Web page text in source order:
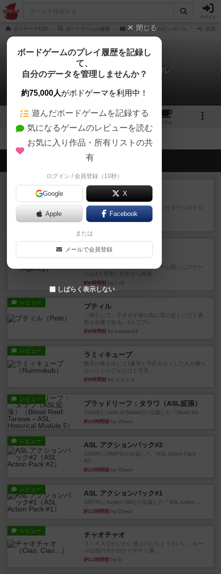
ログイン
ボドゲーマTOP ボードゲームの検索 スーパースキルピンボール 拡張
スーパースキルピンボール
拡張/関連作品 0件
1 1
カフェ
会員の新しい投稿
レビュー
カブラン
以前オインクゲームスから出ていたタウンロクロ
クというゲームのリメイク版...
約3時間前by ぽっぽーくるっぽー
レビュー
充実
エージェンシー
トリックテイキング好きで、チーム戦（このゲー
ムは4人専用）好きなら間違...
約6時間前 by ハロ
レビュー プティル
「時として、子犬や子猫の為に雷の近くに行く勇
気も必要である」4人でプレ...
約6時間前 by kurotan13
レビュー ラミィキューブ
数字の牌を出して1番早く手札をなくした人が勝ち
というシンプルだけど非常...
約9時間前 by ジョジョ
レビュー
ブラッドリーフ：タラワ（ASL拡張）
1996年にHeat of Battle社が出版した『Blood Re...
約10時間前 by Chaco
レビュー ASL アクションパック#2
1999年にMMP社が出版した『ASL Action Pack
#2』...
約10時間前 by Chaco
レビュー ASL アクションパック#1
1997年にAvalon Hill社が出版した『ASL Action ...
約11時間前 by Chaco
レビュー チャオチャオ
３～４人でわいわい遊ぶのにちょうどいい。ルー
ルは他の方が分かりやすく書...
約11時間前 by S
閉じる
ボードゲームのプレイ履歴を記録し
て、
自分のデータを管理しませんか？
約75,000人がボドゲーマを利用中！
遊んだボードゲームを記録する
気になるゲームのレビューを読む
お気に入り作品・所有リストの共
有
ログイン / 会員登録（10秒）
Google X
Apple Facebook
または
メールで会員登録
しばらく表示しない